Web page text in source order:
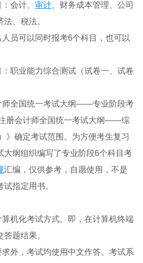
会计、 审计、财务成本管理、公司
、税法。
员可以同时报考6个科目，也可以
职业能力综合测试（试卷一、试卷
师全国统一考试大纲——专业阶段考
册会计师全国统一考试大纲——综
》确定考试范围。为方便考生复习
大纲组织编写了专业阶段6个科目考
汇编，仅供参考，自愿使用，不是
指定用书。
机化考试方式。即，在计算机终端
题结果。
外，考试均使用中文作答。考试系